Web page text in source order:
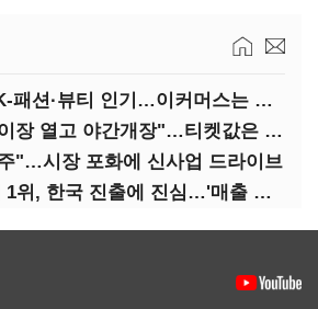
날로 높아지는 K-패션·뷰티 인기…이커머스는 역직구 키운다
레고랜드 "물놀이장 열고 야간개장"…티켓값은 동결
"…시장 포화에 신사업 드라이브
(영상)세계 면세 1위, 한국 진출에 진심…'매출 증빙' 물어봤다